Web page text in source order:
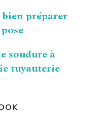
préparer
soudure à
tuyauterie